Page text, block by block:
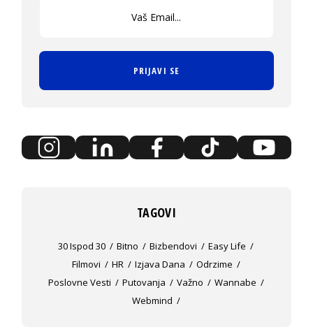
PRIJAVI SE
TAGOVI
30 Ispod 30 Bitno Bizbendovi
Easy Life
Filmovi
HR Izjava Dana
Odrzime
Poslovne Vesti
Putovanja Važno
Wannabe
Webmind